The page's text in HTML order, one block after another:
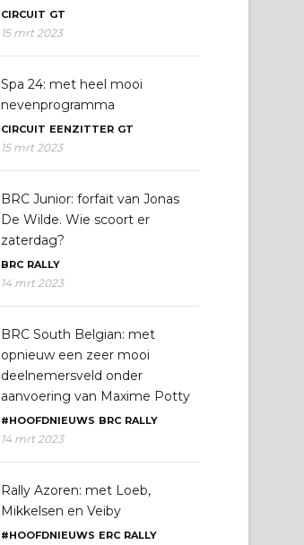
CIRCUIT GT
15 mrt 2023
Spa 24: met heel mooi
nevenprogramma
CIRCUIT EENZITTER GT
15 mrt 2023
BRC Junior: forfait van Jonas
De Wilde. Wie scoort er
zaterdag?
BRC RALLY
14 mrt 2023
BRC South Belgian: met
opnieuw een zeer mooi
deelnemersveld onder
aanvoering van Maxime Potty
#HOOFDNIEUWS BRC RALLY
14 mrt 2023
Rally Azoren: met Loeb,
Mikkelsen en Veiby
#HOOFDNIEUWS ERC RALLY